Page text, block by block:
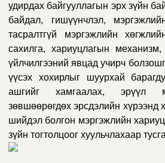
удирдах байгууллагын эрх зүйн
байдал, гишүүнчлэл,
тасралтгүй мэргэжлийн
сахилга, хариуцлагын механизм
үйлчилгээний явцад учирч
үүсэх хохирлыг шуурхай
ашгийг хамгаалах, эрүүл
зөвшөөрөгдөх эрсдэлийн хүрээнд
шийдэл болгон мэргэжлийн
зүйн тогтолцоог хуульчлахаар